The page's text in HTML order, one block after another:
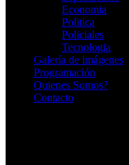
Economia
Politica
Policiales
Tecnologia
Galería de imágenes
Programación
Quienes Somos?
Contacto